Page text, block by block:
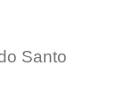
Santo